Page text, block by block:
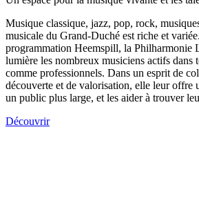
Musique classique, jazz, pop, rock,
musicale du Grand-Duché est riche et
programmation Heemspill, la Philharmonie
lumière les nombreux musiciens actifs dans
comme professionnels. Dans un esprit de
découverte et de valorisation, elle leur offre
un public plus large, et les aider à trouver
Découvrir